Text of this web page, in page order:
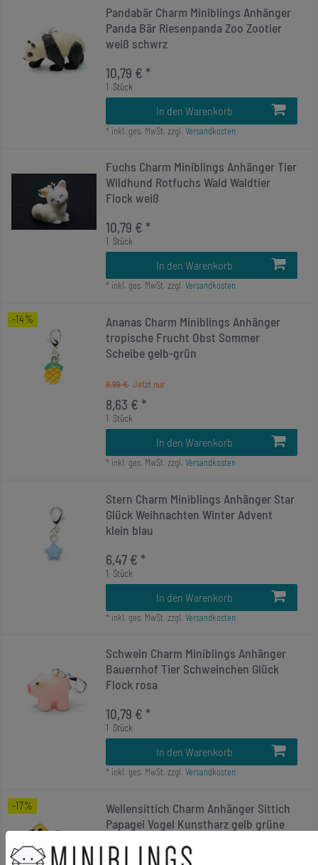
Pandabär Charm Miniblings Anhänger
Panda Bär Riesenpanda Zoo Zootier
weiß schwrz
10,79 € *
1 Stück
In den Warenkorb
* inkl. ges. MwSt. zzgl. Versandkosten
Fuchs Charm Miniblings Anhänger Tier
Wildhund Rotfuchs Wald Waldtier
Flock weiß
10,79 € *
1 Stück
In den Warenkorb
* inkl. ges. MwSt. zzgl. Versandkosten
-14%
Ananas Charm Miniblings Anhänger
tropische Frucht Obst Sommer
Scheibe gelb-grün
9,99 €
8,63 € *
1 Stück
In den Warenkorb
* inkl. ges. MwSt. zzgl. Versandkosten
Stern Charm Miniblings Anhänger Star
Glück Weihnachten Winter Advent
klein blau
6,47 € *
1 Stück
In den Warenkorb
* inkl. ges. MwSt. zzgl. Versandkosten
Schwein Charm Miniblings Anhänger
Bauernhof Tier Schweinchen Glück
Flock rosa
10,79 € *
1 Stück
In den Warenkorb
* inkl. ges. MwSt. zzgl. Versandkosten
-17%
Wellensittich Charm Anhänger Sittich
Papagei Vogel Kunstharz gelb grüne